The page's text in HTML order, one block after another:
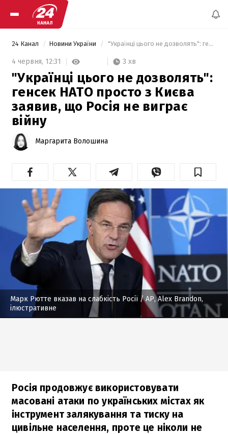
24 Канал Новини України "Українці цього не дозволять": генсек НАТО просто з Києва заявив, що Росія не виграє війну
4 червня, 12:31 3 хв
"Українці цього не дозволять":
генсек НАТО просто з Києва
заявив, що Росія не виграє
війну
Маргарита Волошина
Марк Рютте вказав на слабкість Росії / AP, Alex Brandon,
ілюстративне
Росія продовжує використовувати
масовані атаки по українських містах як
інструмент залякування та тиску на
цивільне населення, проте це ніколи не